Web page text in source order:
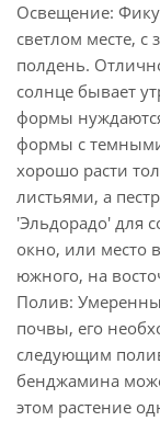
Освещение:
светлом месте,
полдень.
солнце бывает
формы
формы с
хорошо расти
листьями, а
'Эльдорадо' для
окно, или место
южного, на
Полив:
почвы, его
следующим
бенджамина
этом растение